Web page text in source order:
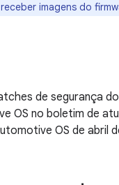
imagens do
de segurança
OS no boletim de
OS de abril